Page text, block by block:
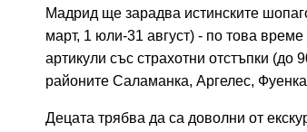
Мадрид ще зарадва истинските
март, 1 юли-31 август) - по това
артикули със страхотни отстъпки (до
районите Саламанка, Аргелес,
Децата трябва да са доволни от